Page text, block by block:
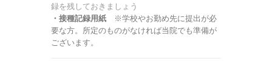
録を残しておきましょう
・接種記録用紙
※学校やお勤め先に提出が必
要な方。所定のものがなければ当院でも準備が
ございます。